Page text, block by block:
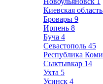
Киевская область
Бровары 9
Ирпень 8
Буча 4
Севастополь 45
Республика Коми
Сыктывкар 14
Ухта 5
Усинск 4